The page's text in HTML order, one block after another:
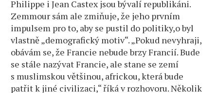
Philippe i Jean Castex jsou bývalí republikáni.
Zemmour sám ale zmiňuje, že jeho prvním
impulsem pro to, aby se pustil do politiky,o byl
vlastně „demografický motiv“. „Pokud nevyhraji,
obávám se, že Francie nebude brzy Francií. Bude
se stále nazývat Francie, ale stane se zemí
s muslimskou většinou, africkou, která bude
patřit k jiné civilizaci,“ říká v rozhovoru. Několik